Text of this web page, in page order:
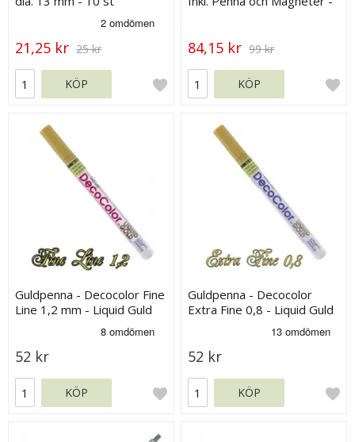
21,25 kr 25 kr
KÖP
84,15 kr 99 kr
KÖP
Guldpenna - Decocolor Fine
Line 1,2 mm - Liquid Guld
52 kr
KÖP
Guldpenna - Decocolor
Extra Fine 0,8 - Liquid Guld
52 kr
KÖP